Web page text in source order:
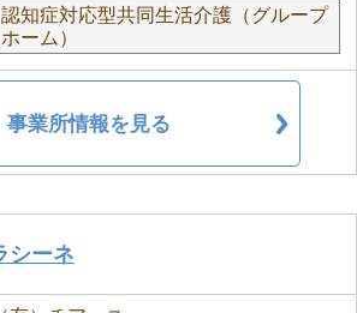
認知症対応型共同生活介護（グループ
ホーム）
事業所情報を見る
ーネ